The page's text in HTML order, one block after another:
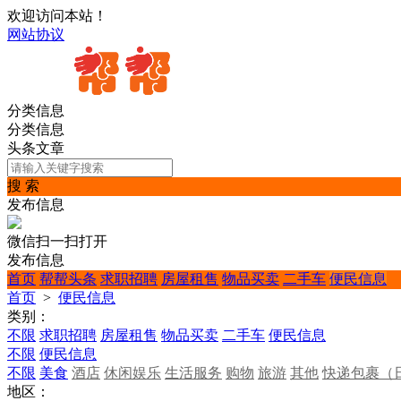
欢迎访问本站！
网站协议
分类信息
分类信息
头条文章
搜 索
发布信息
微信扫一扫打开
发布信息
首页 帮帮头条 求职招聘 房屋租售 物品买卖 二手车 便民信息
首页 > 便民信息
类别：
不限 求职招聘 房屋租售 物品买卖 二手车 便民信息
不限 便民信息
不限 美食 酒店 休闲娱乐 生活服务 购物 旅游 其他 快递包裹（
地区：